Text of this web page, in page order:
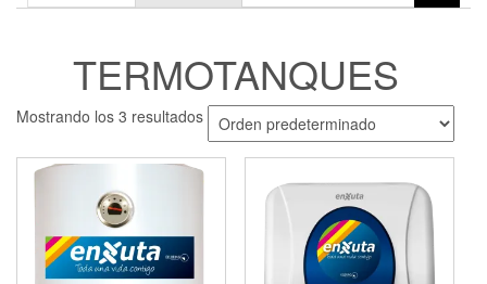
TERMOTANQUES
Mostrando los 3 resultados